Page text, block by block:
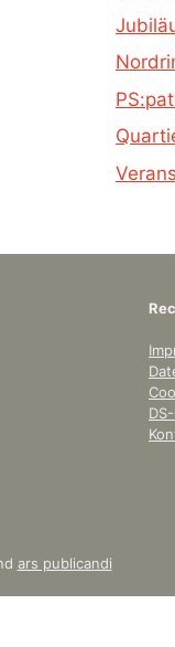
ars publicandi